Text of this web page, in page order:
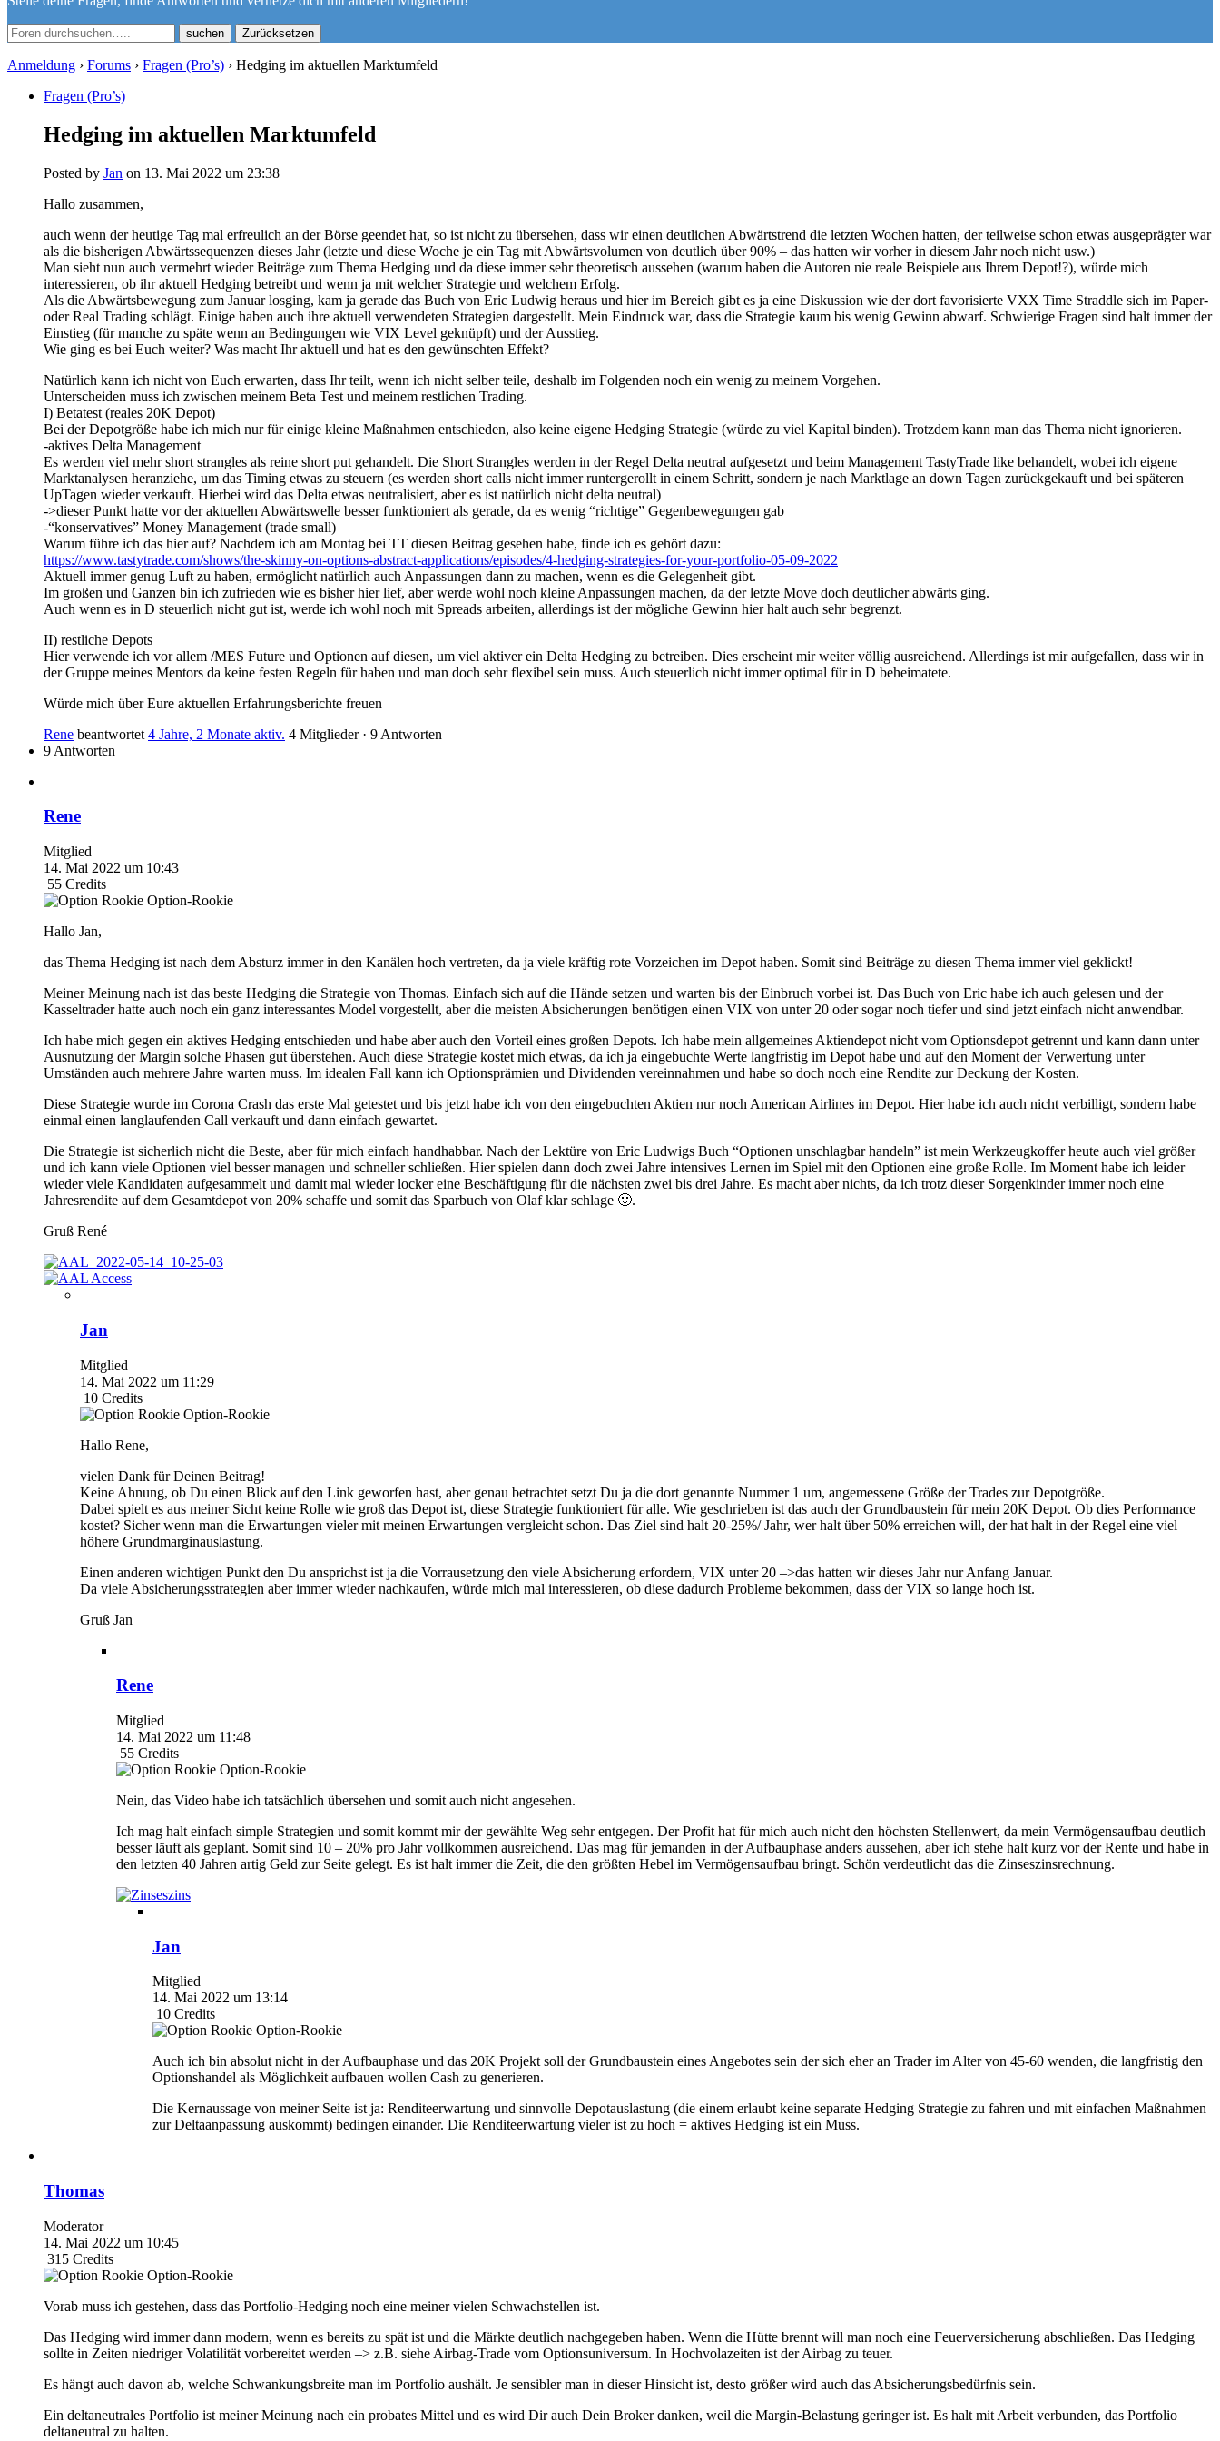
Zurücksetzen
Anmeldung › Forums › Fragen (Pro’s) › Hedging im aktuellen Marktumfeld
Fragen (Pro’s)
Hedging im aktuellen Marktumfeld
Posted by Jan on 13. Mai 2022 um 23:38
Hallo zusammen,
auch wenn der heutige Tag mal erfreulich an der Börse geendet hat, so ist nicht zu übersehen, dass wir einen deutlichen Abwärtstrend die letzten Wochen hatten, der teilweise schon etwas ausgeprägter war
als die bisherigen Abwärtssequenzen dieses Jahr (letzte und diese Woche je ein Tag mit Abwärtsvolumen von deutlich über 90% – das hatten wir vorher in diesem Jahr noch nicht usw.)
Man sieht nun auch vermehrt wieder Beiträge zum Thema Hedging und da diese immer sehr theoretisch aussehen (warum haben die Autoren nie reale Beispiele aus Ihrem Depot!?), würde mich
interessieren, ob ihr aktuell Hedging betreibt und wenn ja mit welcher Strategie und welchem Erfolg.
Als die Abwärtsbewegung zum Januar losging, kam ja gerade das Buch von Eric Ludwig heraus und hier im Bereich gibt es ja eine Diskussion wie der dort favorisierte VXX Time Straddle sich im Paper-
oder Real Trading schlägt. Einige haben auch ihre aktuell verwendeten Strategien dargestellt. Mein Eindruck war, dass die Strategie kaum bis wenig Gewinn abwarf. Schwierige Fragen sind halt immer der
Einstieg (für manche zu späte wenn an Bedingungen wie VIX Level geknüpft) und der Ausstieg.
Wie ging es bei Euch weiter? Was macht Ihr aktuell und hat es den gewünschten Effekt?
Natürlich kann ich nicht von Euch erwarten, dass Ihr teilt, wenn ich nicht selber teile, deshalb im Folgenden noch ein wenig zu meinem Vorgehen.
Unterscheiden muss ich zwischen meinem Beta Test und meinem restlichen Trading.
I) Betatest (reales 20K Depot)
Bei der Depotgröße habe ich mich nur für einige kleine Maßnahmen entschieden, also keine eigene Hedging Strategie (würde zu viel Kapital binden). Trotzdem kann man das Thema nicht ignorieren.
-aktives Delta Management
Es werden viel mehr short strangles als reine short put gehandelt. Die Short Strangles werden in der Regel Delta neutral aufgesetzt und beim Management TastyTrade like behandelt, wobei ich eigene
Marktanalysen heranziehe, um das Timing etwas zu steuern (es werden short calls nicht immer runtergerollt in einem Schritt, sondern je nach Marktlage an down Tagen zurückgekauft und bei späteren
UpTagen wieder verkauft. Hierbei wird das Delta etwas neutralisiert, aber es ist natürlich nicht delta neutral)
->dieser Punkt hatte vor der aktuellen Abwärtswelle besser funktioniert als gerade, da es wenig “richtige” Gegenbewegungen gab
-“konservatives” Money Management (trade small)
Warum führe ich das hier auf? Nachdem ich am Montag bei TT diesen Beitrag gesehen habe, finde ich es gehört dazu:
https://www.tastytrade.com/shows/the-skinny-on-options-abstract-applications/episodes/4-hedging-strategies-for-your-portfolio-05-09-2022
Aktuell immer genug Luft zu haben, ermöglicht natürlich auch Anpassungen dann zu machen, wenn es die Gelegenheit gibt.
Im großen und Ganzen bin ich zufrieden wie es bisher hier lief, aber werde wohl noch kleine Anpassungen machen, da der letzte Move doch deutlicher abwärts ging.
Auch wenn es in D steuerlich nicht gut ist, werde ich wohl noch mit Spreads arbeiten, allerdings ist der mögliche Gewinn hier halt auch sehr begrenzt.
II) restliche Depots
Hier verwende ich vor allem /MES Future und Optionen auf diesen, um viel aktiver ein Delta Hedging zu betreiben. Dies erscheint mir weiter völlig ausreichend. Allerdings ist mir aufgefallen, dass wir in
der Gruppe meines Mentors da keine festen Regeln für haben und man doch sehr flexibel sein muss. Auch steuerlich nicht immer optimal für in D beheimatete.
Würde mich über Eure aktuellen Erfahrungsberichte freuen
Rene beantwortet 4 Jahre, 2 Monate aktiv. 4 Mitglieder · 9 Antworten
9 Antworten
Rene
Mitglied
14. Mai 2022 um 10:43
55 Credits
Option-Rookie
Hallo Jan,
das Thema Hedging ist nach dem Absturz immer in den Kanälen hoch vertreten, da ja viele kräftig rote Vorzeichen im Depot haben. Somit sind Beiträge zu diesen Thema immer viel geklickt!
Meiner Meinung nach ist das beste Hedging die Strategie von Thomas. Einfach sich auf die Hände setzen und warten bis der Einbruch vorbei ist. Das Buch von Eric habe ich auch gelesen und der
Kasseltrader hatte auch noch ein ganz interessantes Model vorgestellt, aber die meisten Absicherungen benötigen einen VIX von unter 20 oder sogar noch tiefer und sind jetzt einfach nicht anwendbar.
Ich habe mich gegen ein aktives Hedging entschieden und habe aber auch den Vorteil eines großen Depots. Ich habe mein allgemeines Aktiendepot nicht vom Optionsdepot getrennt und kann dann unter
Ausnutzung der Margin solche Phasen gut überstehen. Auch diese Strategie kostet mich etwas, da ich ja eingebuchte Werte langfristig im Depot habe und auf den Moment der Verwertung unter
Umständen auch mehrere Jahre warten muss. Im idealen Fall kann ich Optionsprämien und Dividenden vereinnahmen und habe so doch noch eine Rendite zur Deckung der Kosten.
Diese Strategie wurde im Corona Crash das erste Mal getestet und bis jetzt habe ich von den eingebuchten Aktien nur noch American Airlines im Depot. Hier habe ich auch nicht verbilligt, sondern habe
einmal einen langlaufenden Call verkauft und dann einfach gewartet.
Die Strategie ist sicherlich nicht die Beste, aber für mich einfach handhabbar. Nach der Lektüre von Eric Ludwigs Buch “Optionen unschlagbar handeln” ist mein Werkzeugkoffer heute auch viel größer
und ich kann viele Optionen viel besser managen und schneller schließen. Hier spielen dann doch zwei Jahre intensives Lernen im Spiel mit den Optionen eine große Rolle. Im Moment habe ich leider
wieder viele Kandidaten aufgesammelt und damit mal wieder locker eine Beschäftigung für die nächsten zwei bis drei Jahre. Es macht aber nichts, da ich trotz dieser Sorgenkinder immer noch eine
Jahresrendite auf dem Gesamtdepot von 20% schaffe und somit das Sparbuch von Olaf klar schlage 🙂.
Gruß René
Jan
Mitglied
14. Mai 2022 um 11:29
10 Credits
Option-Rookie
Hallo Rene,
vielen Dank für Deinen Beitrag!
Keine Ahnung, ob Du einen Blick auf den Link geworfen hast, aber genau betrachtet setzt Du ja die dort genannte Nummer 1 um, angemessene Größe der Trades zur Depotgröße.
Dabei spielt es aus meiner Sicht keine Rolle wie groß das Depot ist, diese Strategie funktioniert für alle. Wie geschrieben ist das auch der Grundbaustein für mein 20K Depot. Ob dies Performance
kostet? Sicher wenn man die Erwartungen vieler mit meinen Erwartungen vergleicht schon. Das Ziel sind halt 20-25%/ Jahr, wer halt über 50% erreichen will, der hat halt in der Regel eine viel
höhere Grundmarginauslastung.
Einen anderen wichtigen Punkt den Du ansprichst ist ja die Vorrausetzung den viele Absicherung erfordern, VIX unter 20 –>das hatten wir dieses Jahr nur Anfang Januar.
Da viele Absicherungsstrategien aber immer wieder nachkaufen, würde mich mal interessieren, ob diese dadurch Probleme bekommen, dass der VIX so lange hoch ist.
Gruß Jan
Rene
Mitglied
14. Mai 2022 um 11:48
55 Credits
Option-Rookie
Nein, das Video habe ich tatsächlich übersehen und somit auch nicht angesehen.
Ich mag halt einfach simple Strategien und somit kommt mir der gewählte Weg sehr entgegen. Der Profit hat für mich auch nicht den höchsten Stellenwert, da mein Vermögensaufbau deutlich
besser läuft als geplant. Somit sind 10 – 20% pro Jahr vollkommen ausreichend. Das mag für jemanden in der Aufbauphase anders aussehen, aber ich stehe halt kurz vor der Rente und habe in
den letzten 40 Jahren artig Geld zur Seite gelegt. Es ist halt immer die Zeit, die den größten Hebel im Vermögensaufbau bringt. Schön verdeutlicht das die Zinseszinsrechnung.
Jan
Mitglied
14. Mai 2022 um 13:14
10 Credits
Option-Rookie
Auch ich bin absolut nicht in der Aufbauphase und das 20K Projekt soll der Grundbaustein eines Angebotes sein der sich eher an Trader im Alter von 45-60 wenden, die langfristig den
Optionshandel als Möglichkeit aufbauen wollen Cash zu generieren.
Die Kernaussage von meiner Seite ist ja: Renditeerwartung und sinnvolle Depotauslastung (die einem erlaubt keine separate Hedging Strategie zu fahren und mit einfachen Maßnahmen
zur Deltaanpassung auskommt) bedingen einander. Die Renditeerwartung vieler ist zu hoch = aktives Hedging ist ein Muss.
Thomas
Moderator
14. Mai 2022 um 10:45
315 Credits
Option-Rookie
Vorab muss ich gestehen, dass das Portfolio-Hedging noch eine meiner vielen Schwachstellen ist.
Das Hedging wird immer dann modern, wenn es bereits zu spät ist und die Märkte deutlich nachgegeben haben. Wenn die Hütte brennt will man noch eine Feuerversicherung abschließen. Das Hedging
sollte in Zeiten niedriger Volatilität vorbereitet werden –> z.B. siehe Airbag-Trade vom Optionsuniversum. In Hochvolazeiten ist der Airbag zu teuer.
Es hängt auch davon ab, welche Schwankungsbreite man im Portfolio aushält. Je sensibler man in dieser Hinsicht ist, desto größer wird auch das Absicherungsbedürfnis sein.
Ein deltaneutrales Portfolio ist meiner Meinung nach ein probates Mittel und es wird Dir auch Dein Broker danken, weil die Margin-Belastung geringer ist. Es halt mit Arbeit verbunden, das Portfolio
deltaneutral zu halten.